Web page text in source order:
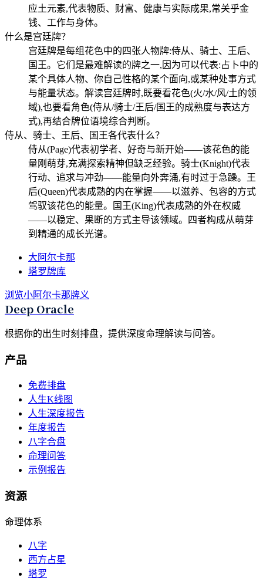
应土元素,代表物质、财富、健康与实际成果,常关乎金
钱、工作与身体。
什么是宫廷牌？
宫廷牌是每组花色中的四张人物牌:侍从、骑士、王后、
国王。它们是最难解读的牌之一,因为可以代表:占卜中的
某个具体人物、你自己性格的某个面向,或某种处事方式
与能量状态。解读宫廷牌时,既要看花色(火/水/风/土的领
域),也要看角色(侍从/骑士/王后/国王的成熟度与表达方
式),再结合牌位语境综合判断。
侍从、骑士、王后、国王各代表什么？
侍从(Page)代表初学者、好奇与新开始——该花色的能
量刚萌芽,充满探索精神但缺乏经验。骑士(Knight)代表
行动、追求与冲劲——能量向外奔涌,有时过于急躁。王
后(Queen)代表成熟的内在掌握——以滋养、包容的方式
驾驭该花色的能量。国王(King)代表成熟的外在权威
——以稳定、果断的方式主导该领域。四者构成从萌芽
到精通的成长光谱。
大阿尔卡那
塔罗牌库
浏览小阿尔卡那牌义
Deep Oracle
根据你的出生时刻排盘，提供深度命理解读与问答。
产品
免费排盘
人生K线图
人生深度报告
年度报告
八字合盘
命理问答
示例报告
资源
命理体系
八字
西方占星
塔罗